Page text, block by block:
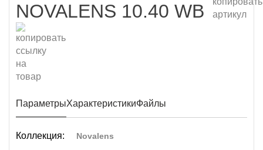
NOVALENS 10.40 WB
ПараметрыХарактеристикиФайлы
Коллекция: Novalens